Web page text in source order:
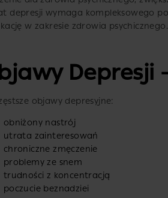
depresji wymaga kompleksowego
w zakresie zdrowia psychicznego.
Depresji
objawy depresyjne:
obniżony nastrój
utrata zainteresowań
chroniczne zmęczenie
problemy ze snem
trudności z koncentracją
poczucie beznadziei